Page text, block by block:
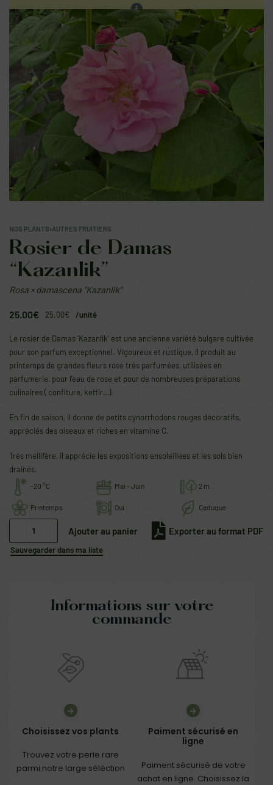
Les ventes sur place continuent. Prochain réassort sur
notre site en fin d'été.
NOS PLANTS›AUTRES FRUITIERS
Rosier de Damas
“Kazanlik”
Rosa × damascena "Kazanlik"
25.00€ 25.00€ /unité
Le rosier de Damas ‘Kazanlik’ est une ancienne variété bulgare cultivée
pour son parfum exceptionnel. Vigoureux et rustique, il produit au
printemps de grandes fleurs rose très parfumées, utilisées en
parfumerie, pour l’eau de rose et pour de nombreuses préparations
culinaires ( confiture, keffir…).
En fin de saison, il donne de petits cynorrhodons rouges décoratifs,
appréciés des oiseaux et riches en vitamine C.
Très mellifère, il apprécie les expositions ensoleillées et les sols bien
drainés.
-20 °C Mai - Juin 2 m
Printemps Oui Caduque
Exporter au format PDF
Ajouter au panier
Sauvegarder dans ma liste
Informations sur votre
commande
Choisissez vos plants
Trouvez votre perle rare
parmi notre large séléction
Paiment sécurisé en
ligne
Paiment sécurisé de votre
achat en ligne. Choisissez la